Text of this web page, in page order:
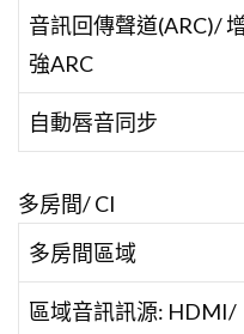
音訊回傳聲道(ARC)/
強ARC
自動唇音同步
多房間/ CI
多房間區域
區域音訊訊源: HDMI/